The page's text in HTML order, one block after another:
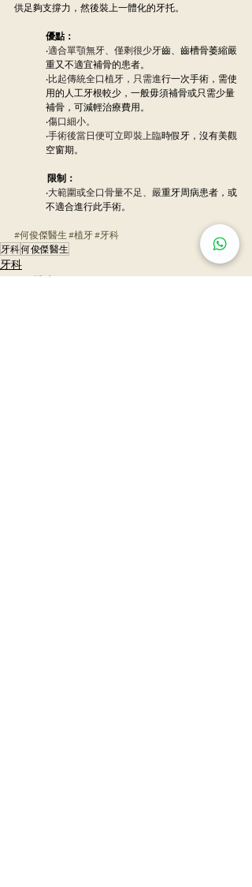
供足夠支撐力，然後裝上一體化的牙托。
優點：
‧適合單顎無牙、僅剩很少牙齒、齒槽骨萎縮嚴
重又不適宜補骨的患者。
‧比起傳統全口植牙，只需進行一次手術，需使
用的人工牙根較少，一般毋須補骨或只需少量
補骨，可減輕治療費用。
‧傷口細小。
‧手術後當日便可立即裝上臨時假牙，沒有美觀
空窗期。
限制：
‧大範圍或全口骨量不足、嚴重牙周病患者，或
不適合進行此手術。
#何俊傑醫生 #植牙#牙科
牙科何俊傑醫生
牙科
何俊傑醫生